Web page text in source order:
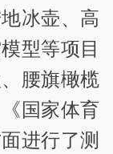
冰壶、高
型等项目
腰旗橄榄
国家体育
进行了测